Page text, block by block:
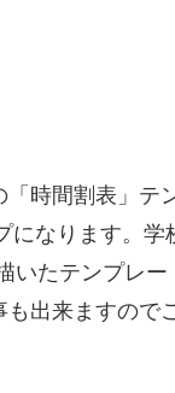
時間割表」テ
なります。
たテンプレ
出来ますので